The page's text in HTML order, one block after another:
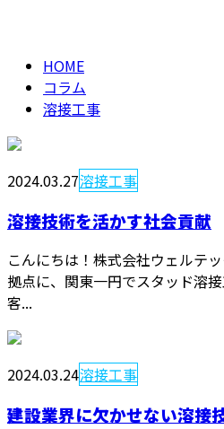
HOME
コラム
溶接工事
2024.03.27溶接工事
溶接技術を活かす社会貢献
こんにちは！株式会社ウェルテ
拠点に、関東一円でスタッド溶
客...
2024.03.24溶接工事
建設業界に欠かせない溶接